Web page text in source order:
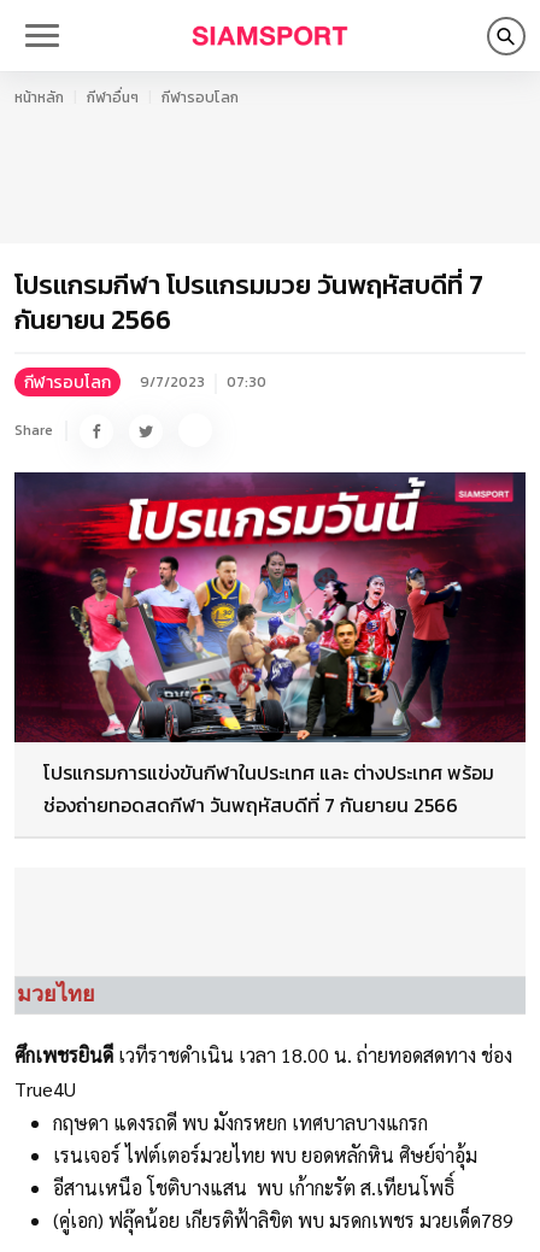
หน้าหลัก กีฬาอื่นๆ กีฬารอบโลก
โปรแกรมกีฬา โปรแกรมมวย วันพฤหัสบดีที่ 7
กันยายน 2566
กีฬารอบโลก 9/7/2023 07:30
Share
โปรแกรมการแข่งขันกีฬาในประเทศ และ ต่างประเทศ พร้อม
ช่องถ่ายทอดสดกีฬา วันพฤหัสบดีที่ 7 กันยายน 2566
มวยไทย
ศึกเพชรยินดี เวทีราชดำเนิน เวลา 18.00 น. ถ่ายทอดสดทาง ช่อง
True4U
กฤษดา แดงรถดี พบ มังกรหยก เทศบาลบางแกรก
เรนเจอร์ ไฟต์เตอร์มวยไทย พบ ยอดหลักหิน ศิษย์จ่าอุ้ม
อีสานเหนือ โชติบางแสน พบ เก้ากะรัต ส.เทียนโพธิ์
(คู่เอก) ฟลุ๊คน้อย เกียรติฟ้าลิขิต พบ มรดกเพชร มวยเด็ด789